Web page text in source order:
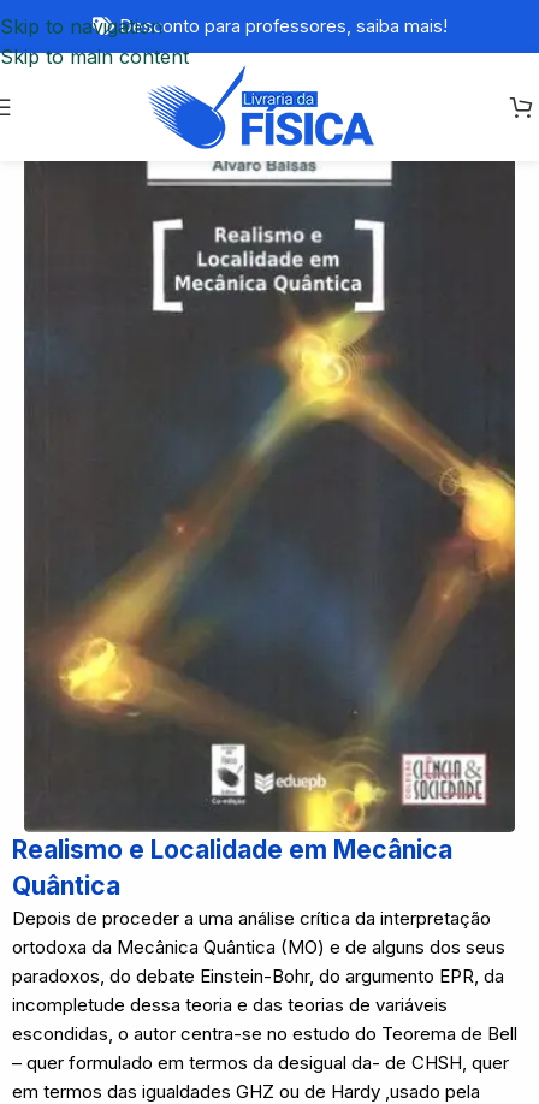
Skip to navigation
Skip to main content
Desconto para professores, saiba mais!
Realismo e Localidade em Mecânica
Quântica
Depois de proceder a uma análise crítica da interpretação
ortodoxa da Mecânica Quântica (MO) e de alguns dos seus
paradoxos, do debate Einstein-Bohr, do argumento EPR, da
incompletude dessa teoria e das teorias de variáveis
escondidas, o autor centra-se no estudo do Teorema de Bell
– quer formulado em termos da desigual da- de CHSH, quer
em termos das igualdades GHZ ou de Hardy ,usado pela